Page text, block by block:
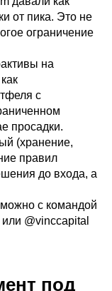
от пика. Это не
ограничение
на
с
просадки.
(хранение,
правил
до входа, а
с командой
или @vinccapital
под